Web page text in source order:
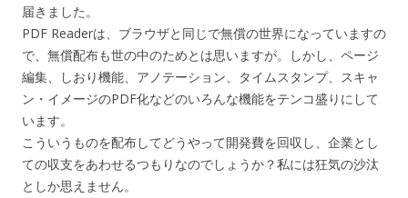
届きました。
PDF Readerは、ブラウザと同じで無償の世界になっていますの
で、無償配布も世の中のためとは思いますが。しかし、ページ
編集、しおり機能、アノテーション、タイムスタンプ、スキャ
ン・イメージのPDF化などのいろんな機能をテンコ盛りにして
います。
こういうものを配布してどうやって開発費を回収し、企業とし
ての収支をあわせるつもりなのでしょうか？私には狂気の沙汰
としか思えません。